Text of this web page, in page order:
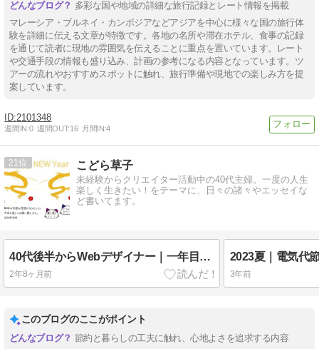
多彩な国や地域の詳細な旅行記録とレート情報を掲載
マレーシア・ブルネイ・カンボジアなどアジアを中心に様々な国の旅行体
験を詳細に伝える文章が特徴です。各地の名所や滞在ホテル、食事の記録
を通じて読者に現地の雰囲気を伝えることに重点を置いています。レート
や交通手段の情報も盛り込み、計画の参考になる内容となっています。ツ
アーの流れやおすすめスポットに触れ、旅行準備や現地での楽しみ方を提
案しています。
2101348
週間IN:0 週間OUT:16 月間IN:4
21 こどら草子
未経験からクリエイター活動中の40代主婦。一度の人生
楽しく生きたい！をテーマに、日々の諸々やエッセイな
ど書いてます。
40代後半からWebデザイナー｜一年目の振り返りと新年のご挨拶
2年8ヶ月前 3年前
このブログのここがポイント
節約と暮らしの工夫に触れ、心地よさを追求する内容